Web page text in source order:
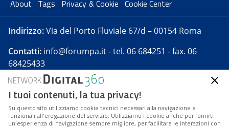
About Tags Privacy & Cookie Cookie Center
Indirizzo:Via del Porto Fluviale 67/d – 00154 Roma
Contatti: info@forumpa.it- tel. 06 684251 - fax. 06
68425433
Forumpa.itè una pubblicazione telematica iscritta
presso Registro della stampa del Tribunale di Roma -
Reg. n. 182 del 2 maggio 2008 - Direttore resp. Michela
I tuoi contenuti, la tua privacy!
Su questo sito utilizziamo cookie tecnici necessari alla navigazione e
funzionali all’erogazione del servizio. Utilizziamo i cookie anche per fornirti
un’esperienza di navigazione sempre migliore, per facilitare le interazioni con